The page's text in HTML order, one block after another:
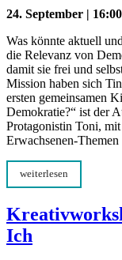
24. September |
Was könnte aktuell
die Relevanz von
damit sie frei und
Mission haben sich
ersten gemeinsamen
Demokratie?“ ist der
Protagonistin Toni,
Erwachsenen-
weiterlesen
Ich